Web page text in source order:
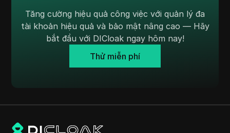
Taboola
Target
Tăng cường hiệu quả công việc với quản lý đa
tài khoản hiệu quả và bảo mật nâng cao — Hãy
bắt đầu với DICloak ngay hôm nay!
Thử miễn phí